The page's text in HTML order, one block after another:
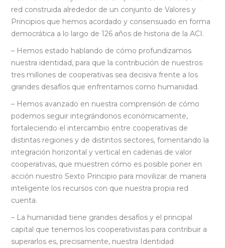
red construida alrededor de un conjunto de Valores y
Principios que hemos acordado y consensuado en forma
democrática a lo largo de 126 años de historia de la ACI.
– Hemos estado hablando de cómo profundizamos
nuestra identidad, para que la contribución de nuestros
tres millones de cooperativas sea decisiva frente a los
grandes desafíos que enfrentamos como humanidad.
– Hemos avanzado en nuestra comprensión de cómo
podemos seguir integrándonos económicamente,
fortaleciendo el intercambio entre cooperativas de
distintas regiones y de distintos sectores, fomentando la
integración horizontal y vertical en cadenas de valor
cooperativas, que muestren cómo es posible poner en
acción nuestro Sexto Principio para movilizar de manera
inteligente los recursos con que nuestra propia red
cuenta.
– La humanidad tiene grandes desafíos y el principal
capital que tenemos los cooperativistas para contribuir a
superarlos es, precisamente, nuestra Identidad